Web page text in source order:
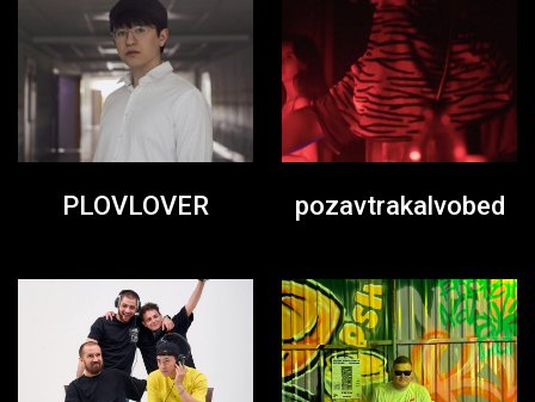
PLOVLOVER pozavtrakalvobed